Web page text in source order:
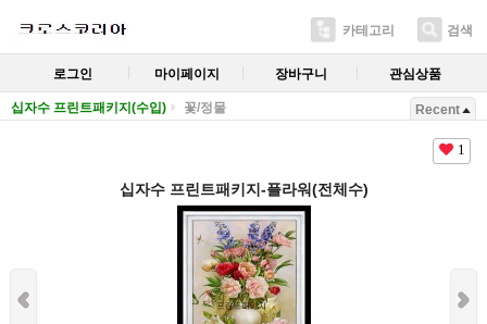
카테고리 검색
로그인 마이페이지 장바구니 관심상품
십자수 프린트패키지(수입) 꽃/정물 Recent
1
십자수 프린트패키지-플라워(전체수)